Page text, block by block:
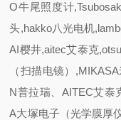
O牛尾照度计
头,hakko八光电机
AI樱井,aitec艾泰克
（扫描电镜）
N普拉瑞、AITEC艾泰
A大塚电子（光学膜厚